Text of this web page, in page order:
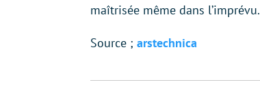
maîtrisée même dans l’imprévu.
Source ; arstechnica